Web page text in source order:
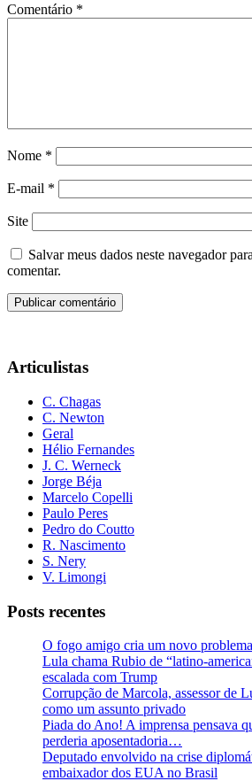
Comentário *
Nome *
E-mail *
Site
Salvar meus dados neste navegador
comentar.
Articulistas
C. Chagas
C. Newton
Geral
Hélio Fernandes
J. C. Werneck
Jorge Béja
Marcelo Copelli
Paulo Peres
Pedro do Coutto
R. Nascimento
S. Nery
V. Limongi
Posts recentes
O fogo amigo cria um novo
Lula chama Rubio de “latino-
escalada com Trump
Corrupção de Marcola, assessor de
como um assunto privado
Piada do Ano! A imprensa pensava
perderia aposentadoria…
Deputado envolvido na crise
embaixador dos EUA no Brasil